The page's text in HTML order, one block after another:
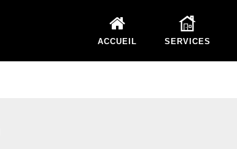
ACCUEIL SERVICES